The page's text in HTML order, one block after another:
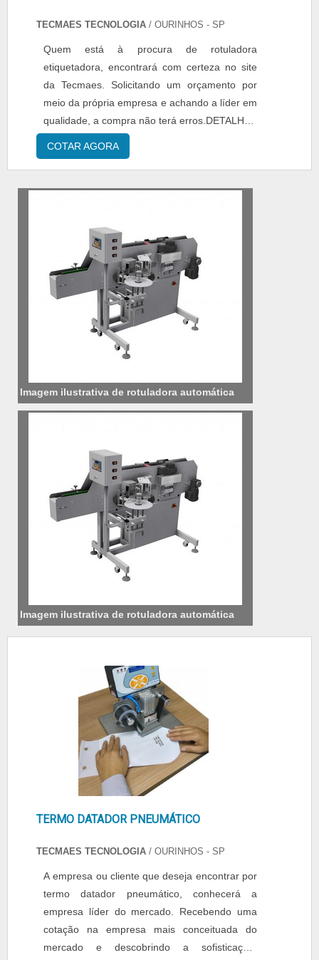
TECMAES TECNOLOGIA / OURINHOS - SP
Quem está à procura de rotuladora
etiquetadora, encontrará com certeza no site
da Tecmaes. Solicitando um orçamento por
meio da própria empresa e achando a líder em
qualidade, a compra não terá erros.DETALHES
INTERESSANTES SOBRE A ROTULADORA
ETIQUETADORAQuem quer encontrar
preza pela segurança, encontra na internet a
rebobinador de etiquetas e máquinas rotul...
COTAR AGORA
Imagem ilustrativa de rotuladora automática
Imagem ilustrativa de rotuladora automática
TERMO DATADOR PNEUMÁTICO
TECMAES TECNOLOGIA / OURINHOS - SP
A empresa ou cliente que deseja encontrar por
termo datador pneumático, conhecerá a
empresa líder do mercado. Recebendo uma
cotação na empresa mais conceituada do
mercado e descobrindo a sofisticação,